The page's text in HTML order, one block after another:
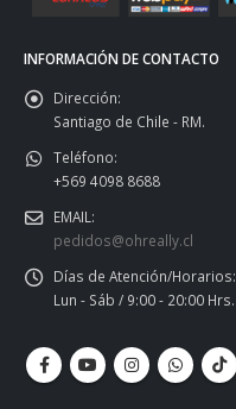
INFORMACIÓN DE CONTACTO
Dirección:
Santiago de Chile - RM.
Teléfono:
+569 4098 8688
EMAIL:
pedidos@ohreally.cl
Días de Atención/Horarios:
Lun - Sáb / 9:00 - 20:00 Hrs.